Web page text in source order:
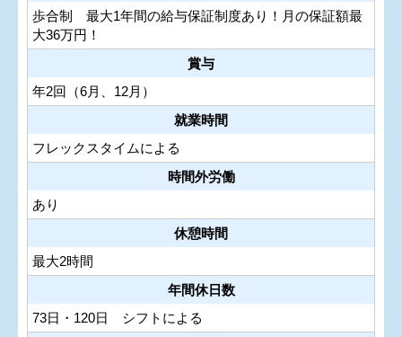
歩合制 最大1年間の給与保証制度あり！月の保証額最
大36万円！
賞与
年2回（6月、12月）
就業時間
フレックスタイムによる
時間外労働
あり
休憩時間
最大2時間
年間休日数
73日・120日 シフトによる